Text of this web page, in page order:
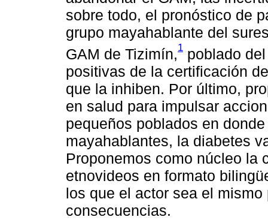
sobre todo, el pronóstico de
grupo mayahablante del
GAM de Tizimín,1 poblado
positivas de la certificación
que la inhiben. Por último,
en salud para impulsar
pequeños poblados en
mayahablantes, la diabetes
Proponemos como núcleo la
etnovideos en formato
los que el actor sea el
consecuencias.